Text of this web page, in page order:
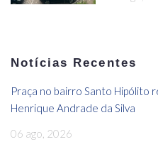
Notícias Recentes
Praça no bairro Santo Hipólito
Henrique Andrade da Silva
06 ago, 2026